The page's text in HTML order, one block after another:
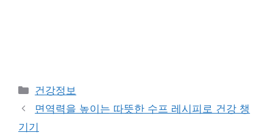
Categories
건강정보
면역력을 높이는 따뜻한 수프 레시피로 건강 챙
기기